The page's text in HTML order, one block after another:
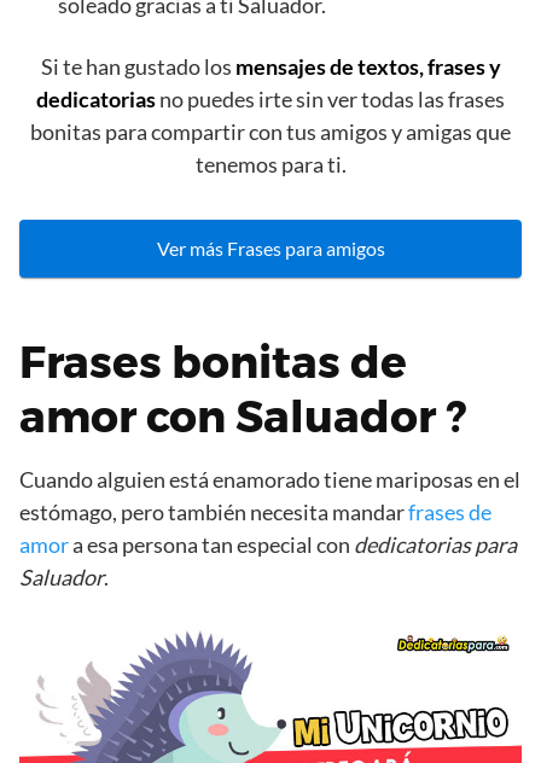
Si te han gustado los mensajes de textos, frases y
dedicatoriasno puedes irte sin ver todas las frases
bonitas para compartir con tus amigos y amigas que
tenemos para ti.
Ver más Frases para amigos
Frases bonitas de
amor con Saluador ?
Cuando alguien está enamorado tiene mariposas en el
estómago, pero también necesita mandarfrases de
amora esa persona tan especial con dedicatorias para
Saluador.